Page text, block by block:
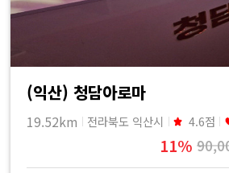
(익산) 청담아로마
19.52km 전라북도 익산시 4.6점
11%